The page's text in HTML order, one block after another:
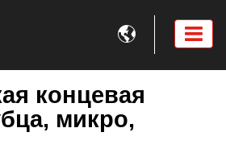

концевая
микро,